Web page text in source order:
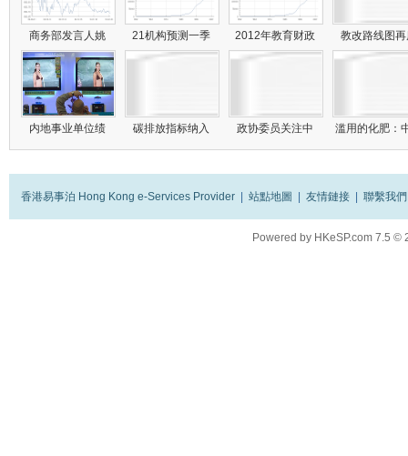
商务部发言人姚 21机构预测一季 2012年教育财政 教改路线图
内地事业单位绩 碳排放指标纳入 政协委员关注中 滥用的化肥：
香港易事泊 Hong Kong e-Services Provider | 站點地圖 | 友情鏈接 | 聯繫我們
Powered by HKeSP.com 7.5 ©